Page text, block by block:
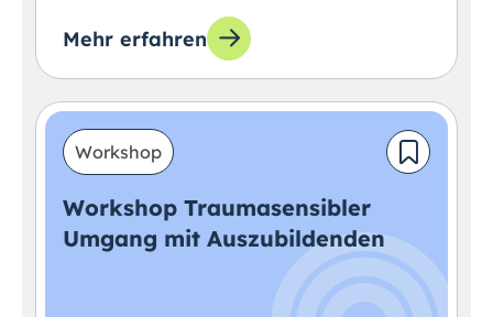
Mehr erfahren
Workshop
Workshop Traumasensibler
Umgang mit Auszubildenden